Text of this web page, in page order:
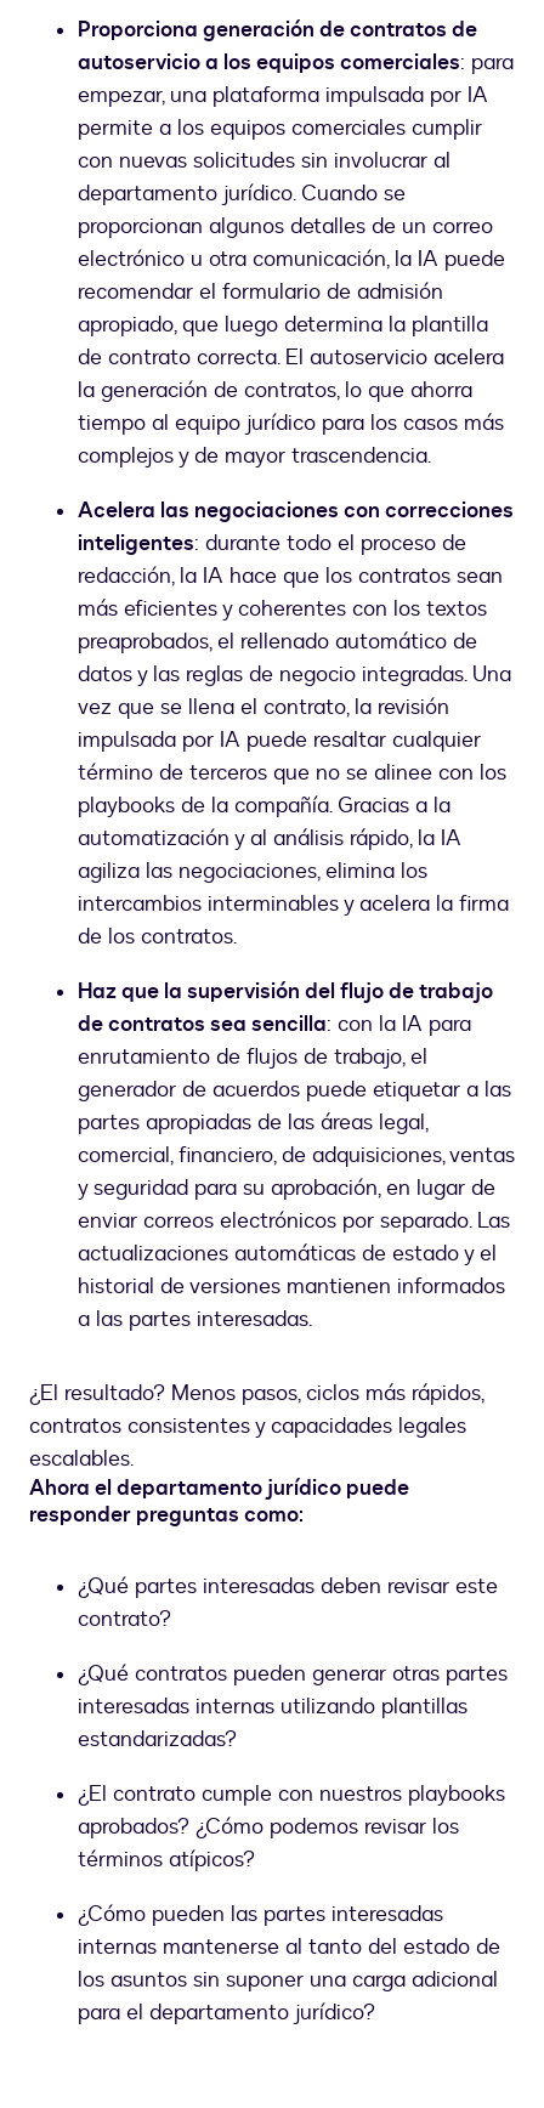
Proporciona generación de contratos de
autoservicio a los equipos comerciales: para
empezar, una plataforma impulsada por IA
permite a los equipos comerciales cumplir
con nuevas solicitudes sin involucrar al
departamento jurídico. Cuando se
proporcionan algunos detalles de un correo
electrónico u otra comunicación, la IA puede
recomendar el formulario de admisión
apropiado, que luego determina la plantilla
de contrato correcta. El autoservicio acelera
la generación de contratos, lo que ahorra
tiempo al equipo jurídico para los casos más
complejos y de mayor trascendencia.
Acelera las negociaciones con correcciones
inteligentes: durante todo el proceso de
redacción, la IA hace que los contratos sean
más eficientes y coherentes con los textos
preaprobados, el rellenado automático de
datos y las reglas de negocio integradas. Una
vez que se llena el contrato, la revisión
impulsada por IA puede resaltar cualquier
término de terceros que no se alinee con los
playbooks de la compañía. Gracias a la
automatización y al análisis rápido, la IA
agiliza las negociaciones, elimina los
intercambios interminables y acelera la firma
de los contratos.
Haz que la supervisión del flujo de trabajo
de contratos sea sencilla: con la IA para
enrutamiento de flujos de trabajo, el
generador de acuerdos puede etiquetar a las
partes apropiadas de las áreas legal,
comercial, financiero, de adquisiciones, ventas
y seguridad para su aprobación, en lugar de
enviar correos electrónicos por separado. Las
actualizaciones automáticas de estado y el
historial de versiones mantienen informados
a las partes interesadas.
¿El resultado? Menos pasos, ciclos más rápidos,
contratos consistentes y capacidades legales
escalables.
Ahora el departamento jurídico puede
responder preguntas como:
¿Qué partes interesadas deben revisar este
contrato?
¿Qué contratos pueden generar otras partes
interesadas internas utilizando plantillas
estandarizadas?
¿El contrato cumple con nuestros playbooks
aprobados? ¿Cómo podemos revisar los
términos atípicos?
¿Cómo pueden las partes interesadas
internas mantenerse al tanto del estado de
los asuntos sin suponer una carga adicional
para el departamento jurídico?